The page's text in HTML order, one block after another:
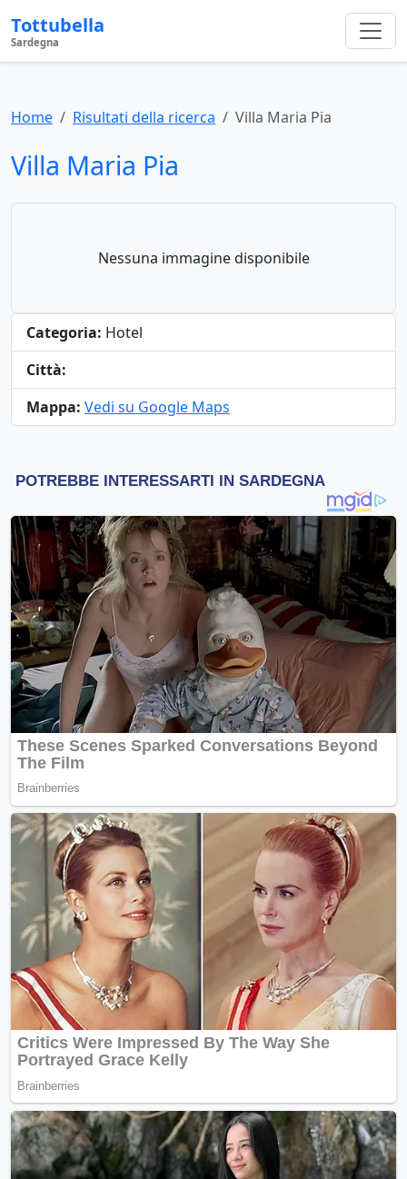
Tottubella
Sardegna
Home Risultati della ricerca Villa Maria Pia
Villa Maria Pia
Nessuna immagine disponibile
Categoria: Hotel
Città:
Mappa: Vedi su Google Maps